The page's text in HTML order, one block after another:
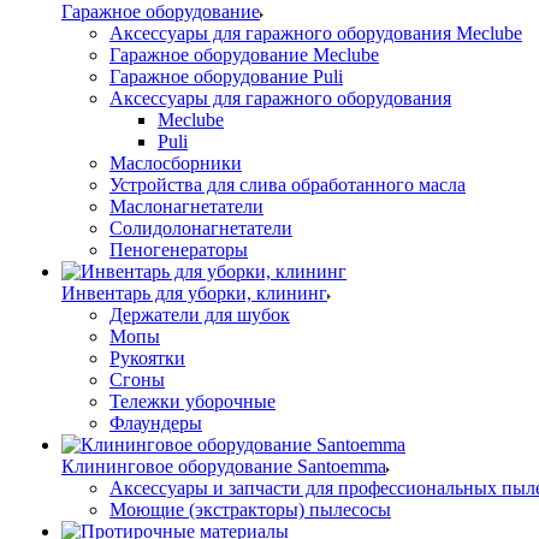
Гаражное оборудование
Аксессуары для гаражного оборудования Meclube
Гаражное оборудование Meclube
Гаражное оборудование Puli
Аксессуары для гаражного оборудования
Meclube
Puli
Маслосборники
Устройства для слива обработанного масла
Маслонагнетатели
Солидолонагнетатели
Пеногенераторы
Инвентарь для уборки, клининг
Держатели для шубок
Мопы
Рукоятки
Сгоны
Тележки уборочные
Флаундеры
Клининговое оборудование Santoemma
Аксессуары и запчасти для профессиональных
Моющие (экстракторы) пылесосы